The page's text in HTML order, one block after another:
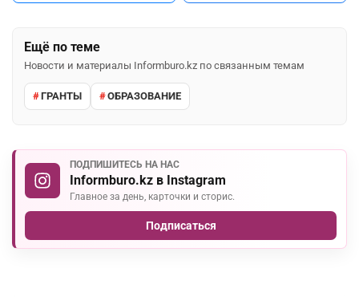
Ещё по теме
Новости и материалы Informburo.kz по связанным темам
ГРАНТЫ ОБРАЗОВАНИЕ
ПОДПИШИТЕСЬ НА НАС
Informburo.kz в Instagram
Главное за день, карточки и сторис.
Подписаться